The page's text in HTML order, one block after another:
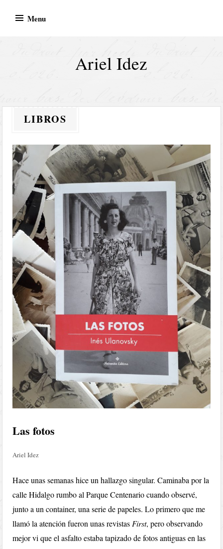
Menu
Ariel Idez
LIBROS
Las fotos
Ariel Idez
Hace unas semanas hice un hallazgo singular. Caminaba por la
calle Hidalgo rumbo al Parque Centenario cuando observé,
junto a un container, una serie de papeles. Lo primero que me
llamó la atención fueron unas revistasFirst, pero observando
mejor vi que el asfalto estaba tapizado de fotos antiguas en las